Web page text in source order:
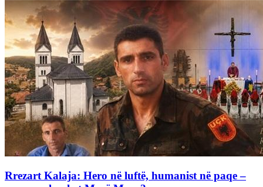
Rrezart Kalaja: Hero në luftë, humanist në paqe –